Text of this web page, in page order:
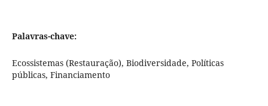
Palavras-chave:
Ecossistemas (Restauração), Biodiversidade, Políticas
públicas, Financiamento